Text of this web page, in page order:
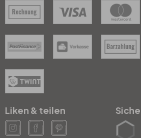
Liken & teilen